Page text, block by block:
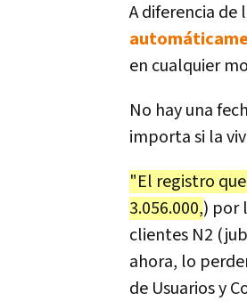
A diferencia de
en cualquier
No hay una
importa si la
"El registro
3.056.000,) por
clientes N2
ahora, lo
de Usuarios y